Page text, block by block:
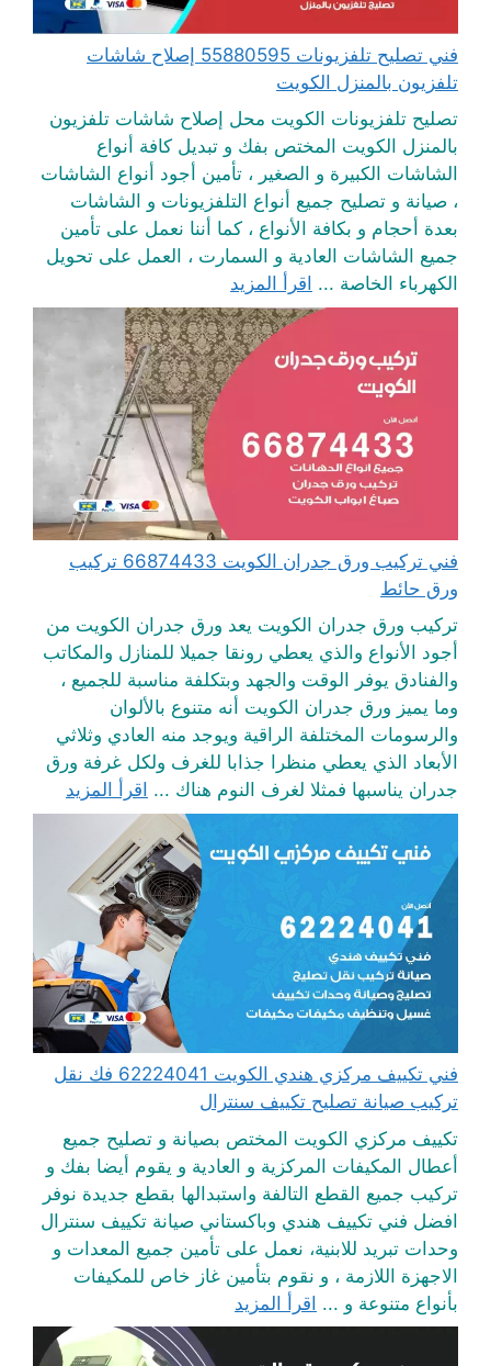
فني تصليح تلفزيونات 55880595 إصلاح شاشات
تلفزيون بالمنزل الكويت
تصليح تلفزيونات الكويت محل إصلاح شاشات تلفزيون
بالمنزل الكويت المختص بفك و تبديل كافة أنواع
الشاشات الكبيرة و الصغير ، تأمين أجود أنواع الشاشات
، صيانة و تصليح جميع أنواع التلفزيونات و الشاشات
بعدة أحجام و بكافة الأنواع ، كما أننا نعمل على تأمين
جميع الشاشات العادية و السمارت ، العمل على تحويل
الكهرباء الخاصة ... اقرأ المزيد
فني تركيب ورق جدران الكويت 66874433 تركيب
ورق حائط
تركيب ورق جدران الكويت يعد ورق جدران الكويت من
أجود الأنواع والذي يعطي رونقا جميلا للمنازل والمكاتب
والفنادق يوفر الوقت والجهد وبتكلفة مناسبة للجميع ،
وما يميز ورق جدران الكويت أنه متنوع بالألوان
والرسومات المختلفة الراقية ويوجد منه العادي وثلاثي
الأبعاد الذي يعطي منظرا جذابا للغرف ولكل غرفة ورق
جدران يناسبها فمثلا لغرف النوم هناك ... اقرأ المزيد
فني تكييف مركزي هندي الكويت 62224041 فك نقل
تركيب صيانة تصليح تكييف سنترال
تكييف مركزي الكويت المختص بصيانة و تصليح جميع
أعطال المكيفات المركزية و العادية و يقوم أيضا بفك و
تركيب جميع القطع التالفة واستبدالها بقطع جديدة نوفر
افضل فني تكييف هندي وباكستاني صيانة تكييف سنترال
وحدات تبريد للابنية، نعمل على تأمين جميع المعدات و
الاجهزة اللازمة ، و نقوم بتأمين غاز خاص للمكيفات
بأنواع متنوعة و ... اقرأ المزيد